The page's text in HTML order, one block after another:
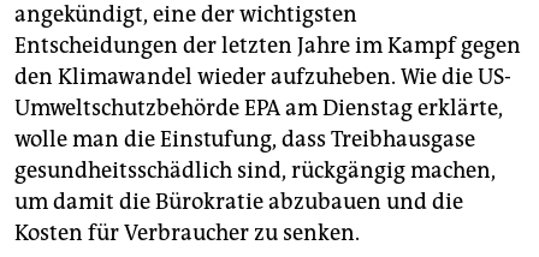
angekündigt, eine der wichtigsten
Entscheidungen der letzten Jahre im Kampf gegen
den Klimawandel wieder aufzuheben. Wie die US-
Umweltschutzbehörde EPA am Dienstag erklärte,
wolle man die Einstufung, dass Treibhausgase
gesundheitsschädlich sind, rückgängig machen,
um damit die Bürokratie abzubauen und die
Kosten für Verbraucher zu senken.